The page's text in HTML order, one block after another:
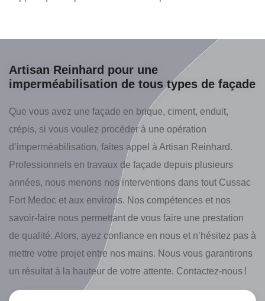
Artisan Reinhard pour une
imperméabilisation de tous types de façade
Que vous avez une façade en brique, ciment, enduit,
crépis, si vous voulez procéder à une opération
d’imperméabilisation, faites appel à Artisan Reinhard.
Professionnels en travaux de façade depuis plusieurs
années, nous menons nos interventions dans tout Cussac
Fort Medoc et aux environs. Nos compétences et nos
savoir-faire nous permettant de vous faire une prestation
de qualité. Alors, ayez confiance en nous et n’hésitez pas à
mettre votre projet entre nos mains. Nous vous garantirons
un résultat à la hauteur de votre attente. Contactez-nous !